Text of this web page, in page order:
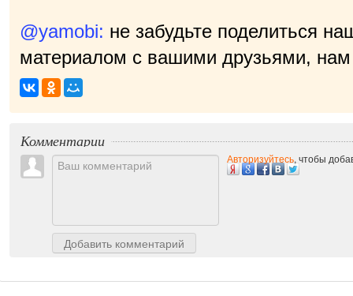
@yamobi: не забудьте поделиться
материалом с вашими друзьями, нам
пр|
Комментарии